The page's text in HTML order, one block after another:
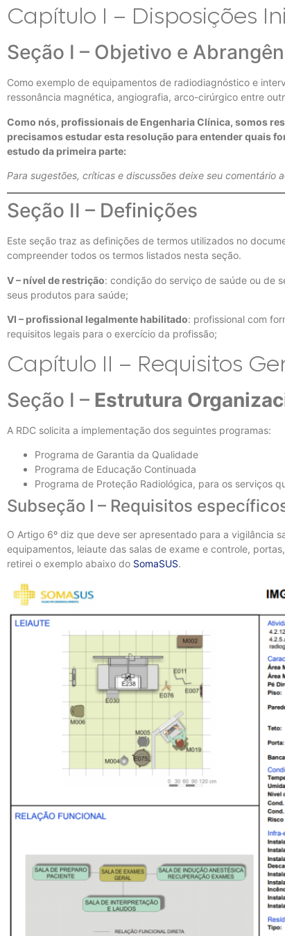
Capítulo I – Disposições
Seção I – Objetivo e
Como exemplo de equipamentos de radiodiagnóstico e
ressonância magnética, angiografia, arco-cirúrgico entre
Como nós, profissionais de Engenharia Clínica, somos
precisamos estudar esta resolução para entender quais
estudo da primeira parte:
Para sugestões, críticas e discussões deixe seu comentário
Seção II – Definições
Este seção traz as definições de termos utilizados no
compreender todos os termos listados nesta seção.
V – nível de restrição: condição do serviço de saúde ou de
seus produtos para saúde;
VI – profissional legalmente habilitado: profissional com
requisitos legais para o exercício da profissão;
Capítulo II – Requisitos
Seção I – Estrutura
A RDC solicita a implementação dos seguintes programas:
Programa de Garantia da Qualidade
Programa de Educação Continuada
Programa de Proteção Radiológica, para os serviços
Subseção I – Requisitos
O Artigo 6º diz que deve ser apresentado para a vigilância
equipamentos, leiaute das salas de exame e controle,
retirei o exemplo abaixo do SomaSUS.